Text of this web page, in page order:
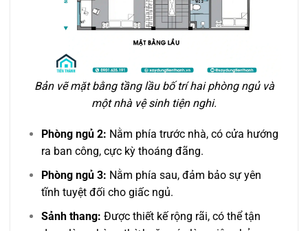
Bản vẽ mặt bằng tầng lầu bố trí hai phòng ngủ và
một nhà vệ sinh tiện nghi.
Phòng ngủ 2: Nằm phía trước nhà, có cửa hướng
ra ban công, cực kỳ thoáng đãng.
Phòng ngủ 3: Nằm phía sau, đảm bảo sự yên
tĩnh tuyệt đối cho giấc ngủ.
Sảnh thang: Được thiết kế rộng rãi, có thể tận